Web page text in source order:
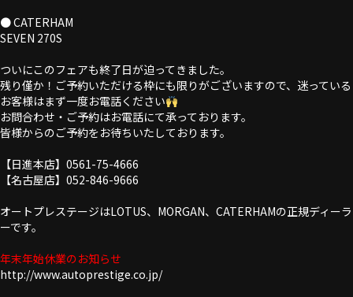
● CATERHAM
SEVEN 270S
ついにこのフェアも終了日が迫ってきました。
残り僅か！ご予約いただける枠にも限りがございますので、迷っている
お客様はまず一度お電話ください
お問合わせ・ご予約はお電話にて承っております。
皆様からのご予約をお待ちいたしております。
【日進本店】0561-75-4666
【名古屋店】052-846-9666
オートプレステージはLOTUS、MORGAN、CATERHAMの正規ディーラ
ーです。
年末年始休業のお知らせ
http://www.autoprestige.co.jp/